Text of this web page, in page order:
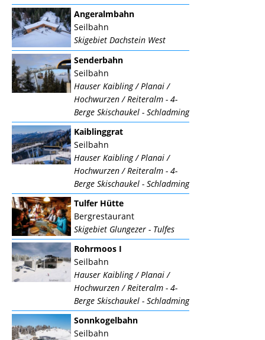
Angeralmbahn
Seilbahn
Skigebiet Dachstein West
Senderbahn
Seilbahn
Hauser Kaibling / Planai /
Hochwurzen / Reiteralm - 4-
Berge Skischaukel - Schladming
Kaiblinggrat
Seilbahn
Hauser Kaibling / Planai /
Hochwurzen / Reiteralm - 4-
Berge Skischaukel - Schladming
Tulfer Hütte
Bergrestaurant
Skigebiet Glungezer - Tulfes
Rohrmoos I
Seilbahn
Hauser Kaibling / Planai /
Hochwurzen / Reiteralm - 4-
Berge Skischaukel - Schladming
Sonnkogelbahn
Seilbahn